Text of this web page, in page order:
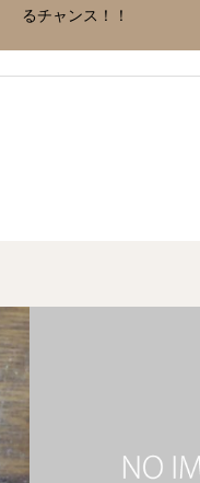
るチャンス！！